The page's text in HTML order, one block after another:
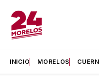
INICIO MORELOS